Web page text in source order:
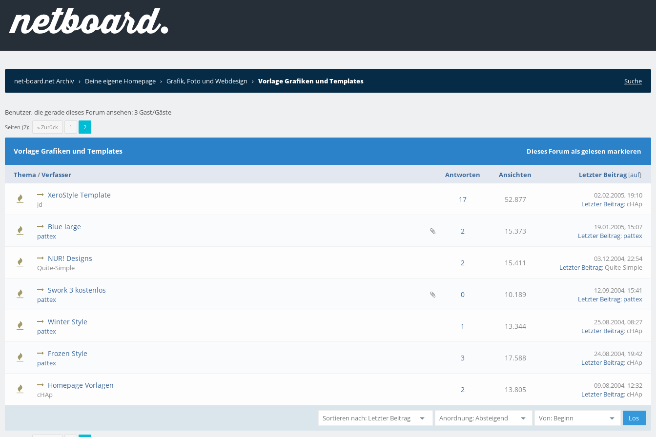
net-board.net Archiv › Deine eigene Homepage › Grafik, Foto und Webdesign › Vorlage Grafiken und Templates Suche
Benutzer, die gerade dieses Forum ansehen: 3 Gast/Gäste
Seiten (2): « Zurück 1 2
Dieses Forum als gelesen markieren
Vorlage Grafiken und Templates
Thema /Verfasser Antworten Ansichten Letzter Beitrag [auf]
XeroStyle Template
jd
17 52.877
02.02.2005, 19:10
Letzter Beitrag: cHAp
Blue large
pattex
2 15.373
19.01.2005, 15:07
Letzter Beitrag: pattex
NUR! Designs
Quite-Simple
2 15.411
03.12.2004, 22:54
Letzter Beitrag: Quite-Simple
Swork 3 kostenlos
pattex
0 10.189
12.09.2004, 15:41
Letzter Beitrag: pattex
Winter Style
pattex
1 13.344
25.08.2004, 08:27
Letzter Beitrag: cHAp
Frozen Style
pattex
3 17.588
24.08.2004, 19:42
Letzter Beitrag: cHAp
Homepage Vorlagen
cHAp
2 13.805
09.08.2004, 12:32
Letzter Beitrag: cHAp